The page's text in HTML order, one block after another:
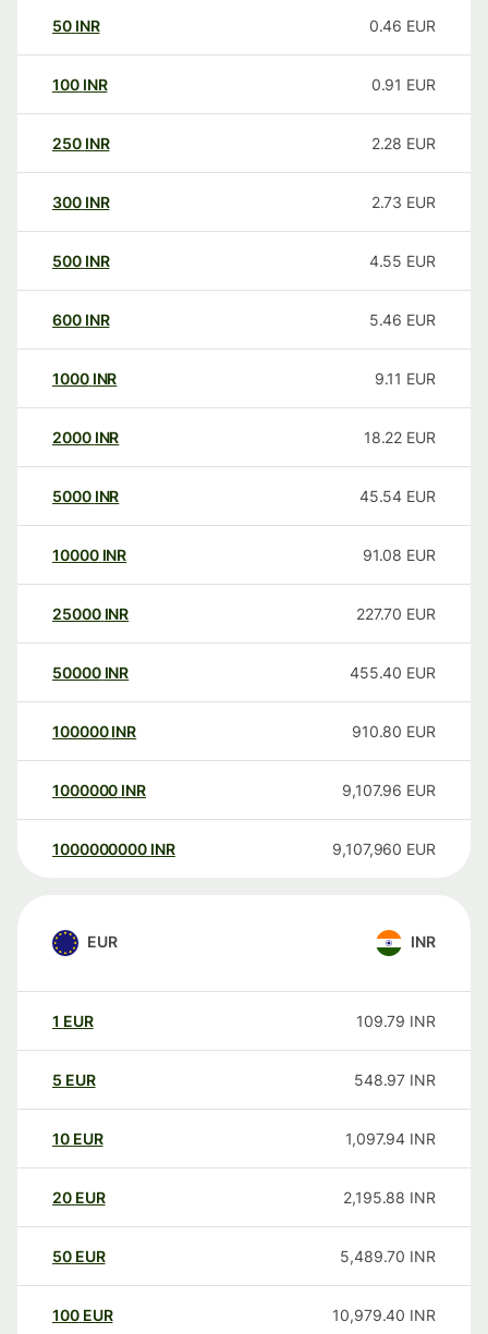
50 INR 0.46 EUR
100 INR 0.91 EUR
250 INR 2.28 EUR
300 INR 2.73 EUR
500 INR 4.55 EUR
600 INR 5.46 EUR
1000 INR 9.11 EUR
2000 INR 18.22 EUR
5000 INR 45.54 EUR
10000 INR 91.08 EUR
25000 INR 227.70 EUR
50000 INR 455.40 EUR
100000 INR 910.80 EUR
1000000 INR 9,107.96 EUR
1000000000 INR 9,107,960 EUR
EUR INR
1 EUR 109.79 INR
5 EUR 548.97 INR
10 EUR 1,097.94 INR
20 EUR 2,195.88 INR
50 EUR 5,489.70 INR
100 EUR 10,979.40 INR